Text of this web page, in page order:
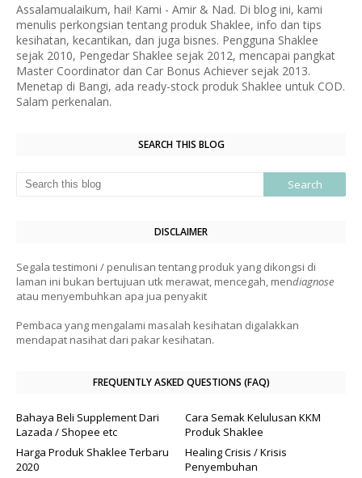
Assalamualaikum, hai! Kami - Amir & Nad. Di blog ini, kami
menulis perkongsian tentang produk Shaklee, info dan tips
kesihatan, kecantikan, dan juga bisnes. Pengguna Shaklee
sejak 2010, Pengedar Shaklee sejak 2012, mencapai pangkat
Master Coordinator dan Car Bonus Achiever sejak 2013.
Menetap di Bangi, ada ready-stock produk Shaklee untuk COD.
Salam perkenalan.
SEARCH THIS BLOG
DISCLAIMER
Segala testimoni / penulisan tentang produk yang dikongsi di
laman ini bukan bertujuan utk merawat, mencegah, mendiagnose
atau menyembuhkan apa jua penyakit
Pembaca yang mengalami masalah kesihatan digalakkan
mendapat nasihat dari pakar kesihatan.
FREQUENTLY ASKED QUESTIONS (FAQ)
Bahaya Beli Supplement Dari
Lazada / Shopee etc
Cara Semak Kelulusan KKM
Produk Shaklee
Harga Produk Shaklee Terbaru
2020
Healing Crisis / Krisis
Penyembuhan